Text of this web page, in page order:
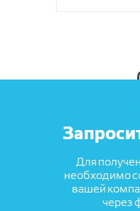
Для
необходимо
вашей
через